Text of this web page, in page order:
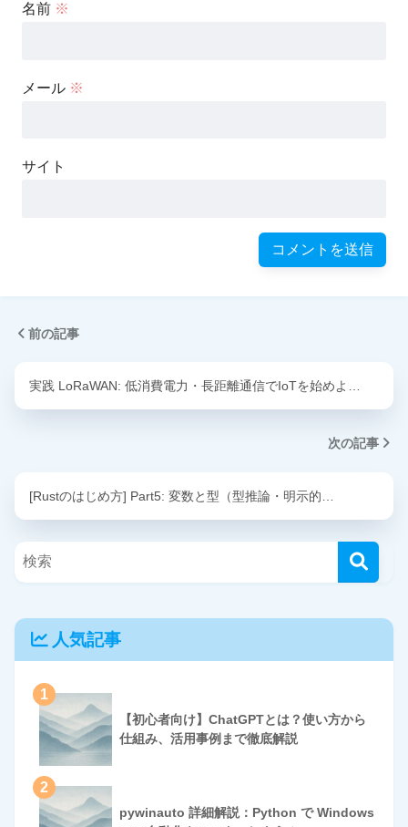
名前 ※
メール ※
サイト
前の記事
実践 LoRaWAN: 低消費電力・長距離通信でIoTを始めよ…
次の記事
[Rustのはじめ方] Part5: 変数と型（型推論・明示的…
人気記事
1
【初心者向け】ChatGPTとは？使い方から
仕組み、活用事例まで徹底解説
2
pywinauto 詳細解説：Python で Windows